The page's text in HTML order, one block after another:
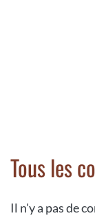
Tous les
Il n'y a pas de